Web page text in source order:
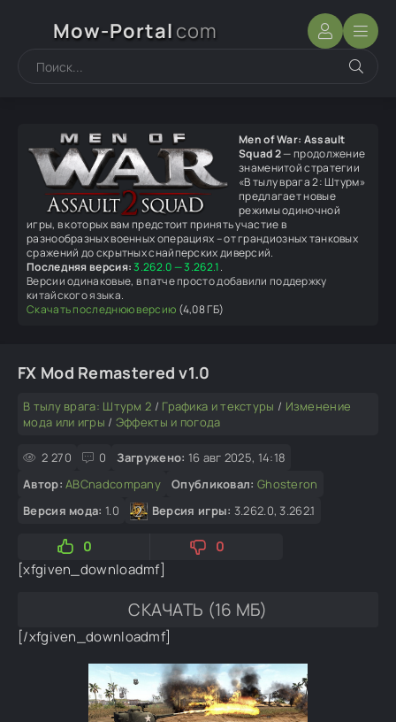
Mow-Portal com
Men of War: Assault
Squad 2— продолжение
знаменитой стратегии
«В тылу врага 2: Штурм»
предлагает новые
режимы одиночной
игры, в которых вам предстоит принять участие в
разнообразных военных операциях – от грандиозных танковых
сражений до скрытных снайперских диверсий.
Последняя версия:3.262.0 — 3.262.1.
Версии одинаковые, в патче просто добавили поддержку
китайского языка.
Скачать последнюю версию (4,08 ГБ)
FX Mod Remastered v1.0
В тылу врага: Штурм 2 / Графика и текстуры / Изменение
мода или игры / Эффекты и погода
2 270 0 Загружено: 16 авг 2025, 14:18
Автор: ABCnadcompany Опубликовал: Ghosteron
Версия мода: 1.0 Версия игры: 3.262.0, 3.262.1
0
0
[xfgiven_downloadmf]
СКАЧАТЬ (16 МБ)
[/xfgiven_downloadmf]